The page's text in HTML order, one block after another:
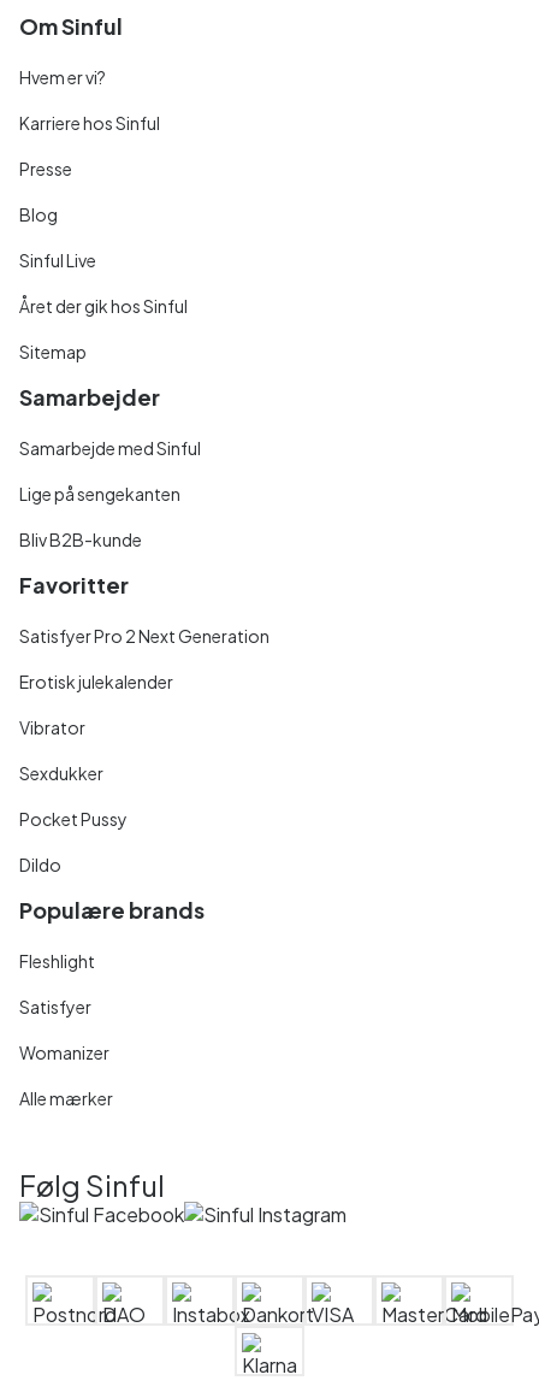
Om Sinful
Hvem er vi?
Karriere hos Sinful
Presse
Blog
Sinful Live
Året der gik hos Sinful
Sitemap
Samarbejder
Samarbejde med Sinful
Lige på sengekanten
Bliv B2B-kunde
Favoritter
Satisfyer Pro 2 Next Generation
Erotisk julekalender
Vibrator
Sexdukker
Pocket Pussy
Dildo
Populære brands
Fleshlight
Satisfyer
Womanizer
Alle mærker
Følg Sinful